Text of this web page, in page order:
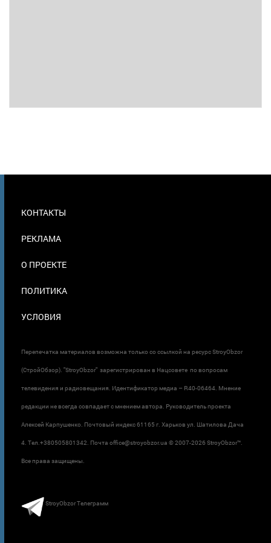
В
КОНТАКТЫ
РЕКЛАМА
О ПРОЕКТЕ
ПОЛИТИКА
УСЛОВИЯ
Перепечатка материалов возможна только со ссылкой на ресурс StroyObzor
(СтройОбзор). "StroyObzor" зарегистрирован в Нацсовете по вопросам
телевидения и радиовещания. Идентификатор медиа – R40-06464. Мнение
редакции не всегда совпадает с мнением автора. Руководитель проекта
Алексей Карпушенко. Почтовый индекс 61165 г. Харьков ул. Шатилова Дача
4. Тел.+380505801342. Почта office@stroyobzor.ua © 2007-2026 StroyObzor™.
Все права защищены.
StroyObzor Телеграмм